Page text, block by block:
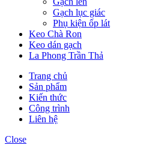
Gạch lục giác
Phụ kiện ốp lát
Keo Chà Ron
Keo dán gạch
La Phong Trần Thả
Trang chủ
Sản phẩm
Kiến thức
Công trình
Liên hệ
Close